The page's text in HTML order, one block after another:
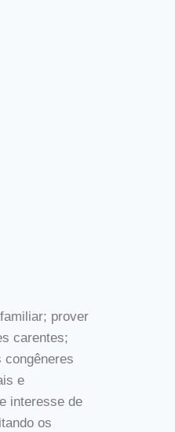
prover
carentes;
e
interesse de
os